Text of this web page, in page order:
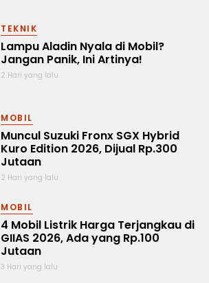
TEKNIK
Lampu Aladin Nyala di Mobil?
Jangan Panik, Ini Artinya!
2 Hari yang lalu
MOBIL
Muncul Suzuki Fronx SGX Hybrid
Kuro Edition 2026, Dijual Rp.300
Jutaan
2 Hari yang lalu
MOBIL
4 Mobil Listrik Harga Terjangkau di
GIIAS 2026, Ada yang Rp.100
Jutaan
3 Hari yang lalu